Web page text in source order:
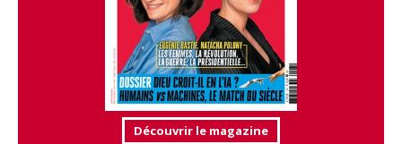
Découvrir le magazine